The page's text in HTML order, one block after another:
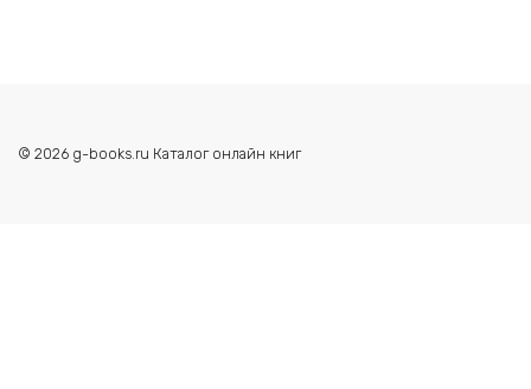
© 2026 g-books.ru Каталог онлайн книг